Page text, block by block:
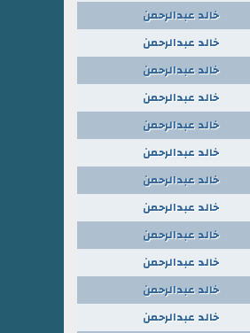
خالد عبدالرحمن
خالد عبدالرحمن
خالد عبدالرحمن
خالد عبدالرحمن
خالد عبدالرحمن
خالد عبدالرحمن
خالد عبدالرحمن
خالد عبدالرحمن
خالد عبدالرحمن
خالد عبدالرحمن
خالد عبدالرحمن
خالد عبدالرحمن